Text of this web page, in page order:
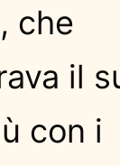
che
il
con i